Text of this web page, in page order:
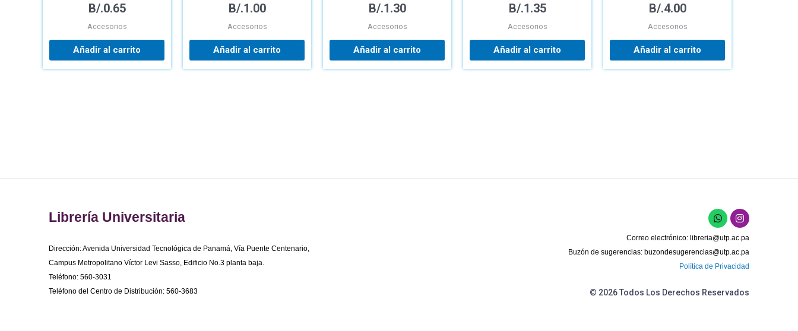
B/.0.65
Accesorios
Añadir al carrito
B/.1.00
Accesorios
Añadir al carrito
B/.1.30
Accesorios
Añadir al carrito
B/.1.35
Accesorios
Añadir al carrito
B/.4.00
Accesorios
Añadir al carrito
Librería Universitaria
Dirección: Avenida Universidad Tecnológica de Panamá, Vía Puente Centenario,
Campus Metropolitano Víctor Levi Sasso, Edificio No.3 planta baja.
Teléfono: 560-3031
Teléfono del Centro de Distribución: 560-3683
W
h
a
t
s
p
I
n
s
t
a
r
m
Correo electrónico: libreria@utp.ac.pa
Buzón de sugerencias: buzondesugerencias@utp.ac.pa
Política de Privacidad
© 2026 Todos Los Derechos Reservados